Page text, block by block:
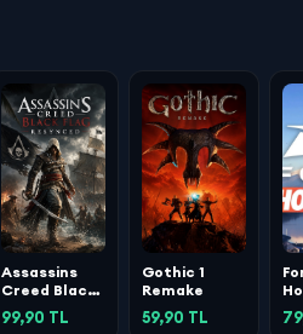
Assassins
Creed Black
Flag
Resynced
99,90 TL
Gothic 1
Remake
59,90 TL